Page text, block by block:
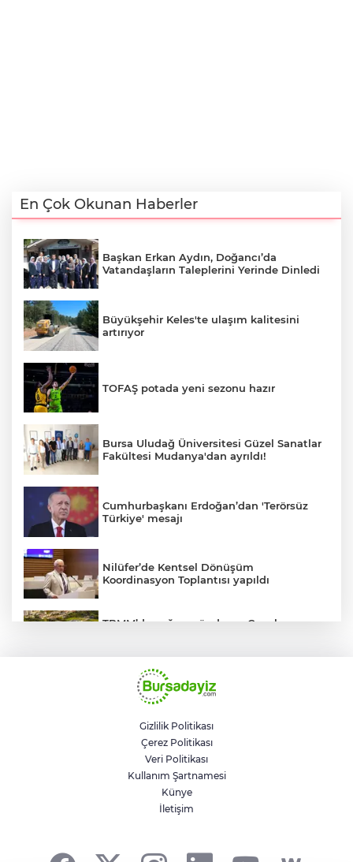
En Çok Okunan Haberler
Başkan Erkan Aydın, Doğancı’da
Vatandaşların Taleplerini Yerinde Dinledi
Büyükşehir Keles'te ulaşım kalitesini
artırıyor
TOFAŞ potada yeni sezonu hazır
Bursa Uludağ Üniversitesi Güzel Sanatlar
Fakültesi Mudanya'dan ayrıldı!
Cumhurbaşkanı Erdoğan’dan 'Terörsüz
Türkiye' mesajı
Nilüfer’de Kentsel Dönüşüm
Koordinasyon Toplantısı yapıldı
TBMM’de yoğun gündem... Çocuk
BUSKİ'den su tarifeleri açıklaması... Aylık
güncelleme yeni zam uygulaması değil
Geleceğin milli kaykaycıları
Osmangazi’de yarışıyor
Gizlilik Politikası
Çerez Politikası
Veri Politikası
Kullanım Şartnamesi
Künye
İletişim